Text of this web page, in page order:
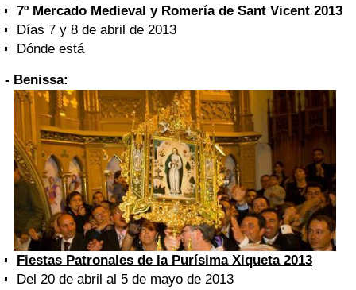
7º Mercado Medieval y Romería de Sant Vicent 2013
Días 7 y 8 de abril de 2013
Dónde está
- Benissa:
Fiestas Patronales de la Purísima Xiqueta 2013
Del 20 de abril al 5 de mayo de 2013